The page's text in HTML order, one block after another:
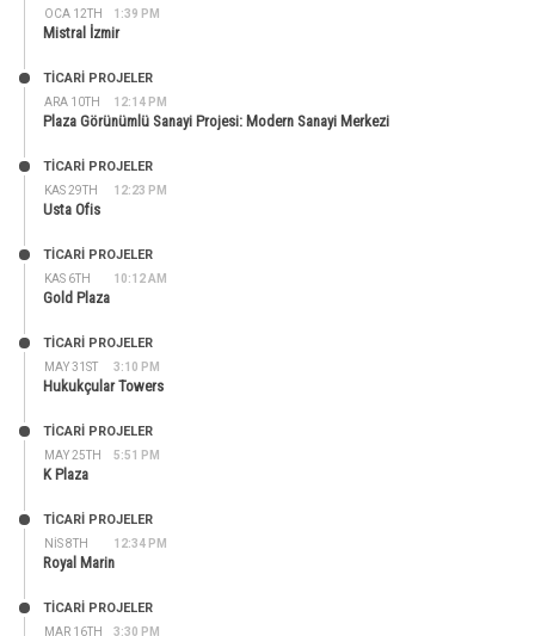
OCA 12TH 1:39 PM
Mistral İzmir
ARA 10TH 12:14 PM
TİCARİ PROJELER
Plaza Görünümlü Sanayi Projesi: Modern Sanayi Merkezi
KAS 29TH 12:23 PM
TİCARİ PROJELER
Usta Ofis
KAS 6TH 10:12 AM
TİCARİ PROJELER
Gold Plaza
MAY 31ST 3:10 PM
TİCARİ PROJELER
Hukukçular Towers
MAY 25TH 5:51 PM
TİCARİ PROJELER
K Plaza
NIS 8TH 12:34 PM
TİCARİ PROJELER
Royal Marin
MAR 16TH 3:30 PM
TİCARİ PROJELER